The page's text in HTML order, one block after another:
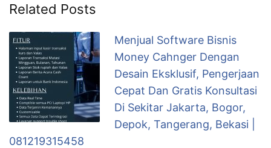
Related Posts
Menjual Software Bisnis
Money Cahnger Dengan
Desain Eksklusif, Pengerjaan
Cepat Dan Gratis Konsultasi
Di Sekitar Jakarta, Bogor,
Depok, Tangerang, Bekasi |
081219315458